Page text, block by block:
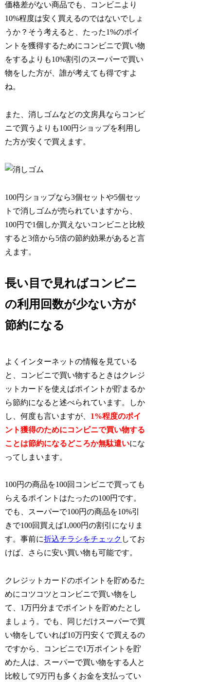
価格差がない商品でも、コンビニより
10%程度は安く買えるのではないでしょ
うか？そう考えると、たった1%のポイ
ントを獲得するためにコンビニで買い物
をするよりも10%割引のスーパーで買い
物をした方が、誰が考えても得ですよ
ね。
また、消しゴムなどの文房具ならコンビ
ニで買うよりも100円ショップを利用し
た方が安くで買えます。
100円ショップなら3個セットや5個セッ
トで消しゴムが売られていますから、
100円で1個しか買えないコンビニと比較
すると3倍から5倍の節約効果があると言
えます。
長い目で見ればコンビニ
の利用回数が少ない方が
節約になる
よくインターネットの情報を見ている
と、コンビニで買い物するときはクレジ
ットカードを使えばポイントが貯まるか
ら節約になると述べられています。しか
し、何度も言いますが、 1%程度のポイ
ント獲得のためにコンビニで買い物する
ことは節約になるどころか無駄遣いにな
ってしまいます。
100円の商品を100回コンビニで買っても
らえるポイントはたったの100円です。
でも、スーパーで100円の商品を10%引
きで100回買えば1,000円の割引になりま
す。事前に折込チラシをチェック してお
けば、さらに安い買い物も可能です。
クレジットカードのポイントを貯めるた
めにコツコツとコンビニで買い物をし
て、1万円分までポイントを貯めたとし
ましょう。でも、同じだけスーパーで買
い物をしていれば10万円安くで買えるの
ですから、コンビニで1万ポイントを貯
めた人は、スーパーで買い物をする人と
比較して9万円も多くお金を支払ってい